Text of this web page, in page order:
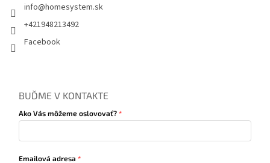
info@homesystem.sk
+421948213492
Facebook
BUĎME V KONTAKTE
Ako Vás môžeme oslovovať?
Emailová adresa